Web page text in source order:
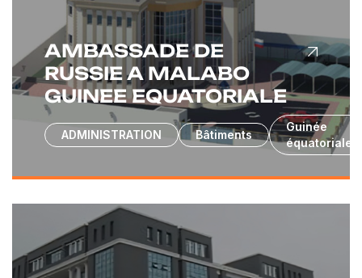
AMBASSADE DE
RUSSIE A MALABO
GUINEE EQUATORIALE
ADMINISTRATION Bâtiments
Guinée
équatoriale